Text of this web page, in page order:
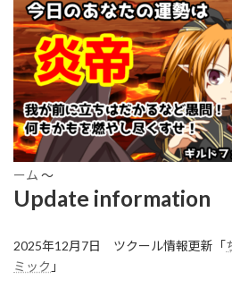
ーム ～
Update information
2025年12月7日 ツクール情報更新「
ミック 」